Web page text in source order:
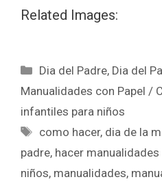
Related Images:
Dia del Padre, Dia del
Manualidades con Papel /
infantiles para niños
como hacer, dia de la
padre, hacer
niños, manualidades,